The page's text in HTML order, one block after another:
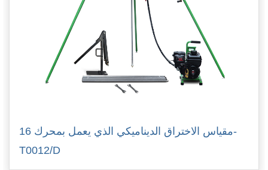
مقياس الاختراق الديناميكي الذي يعمل بمحرك 16-
T0012/D